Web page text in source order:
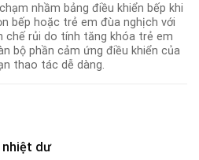
nhầm bảng điều khiển bếp khi
bếp hoặc trẻ em đùa nghịch với
chế rủi do tính tăng khóa trẻ em
bộ phần cảm ứng điều khiển của
thao tác dễ dàng.
nhiệt dư